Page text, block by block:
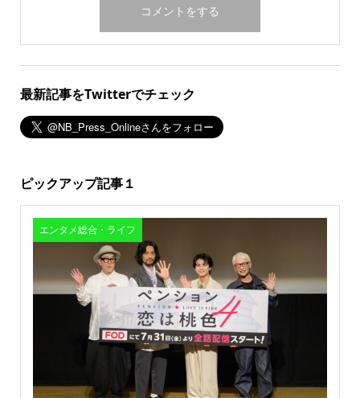
最新記事をTwitterでチェック
ピックアップ記事１
エンタメ総合・ライフ